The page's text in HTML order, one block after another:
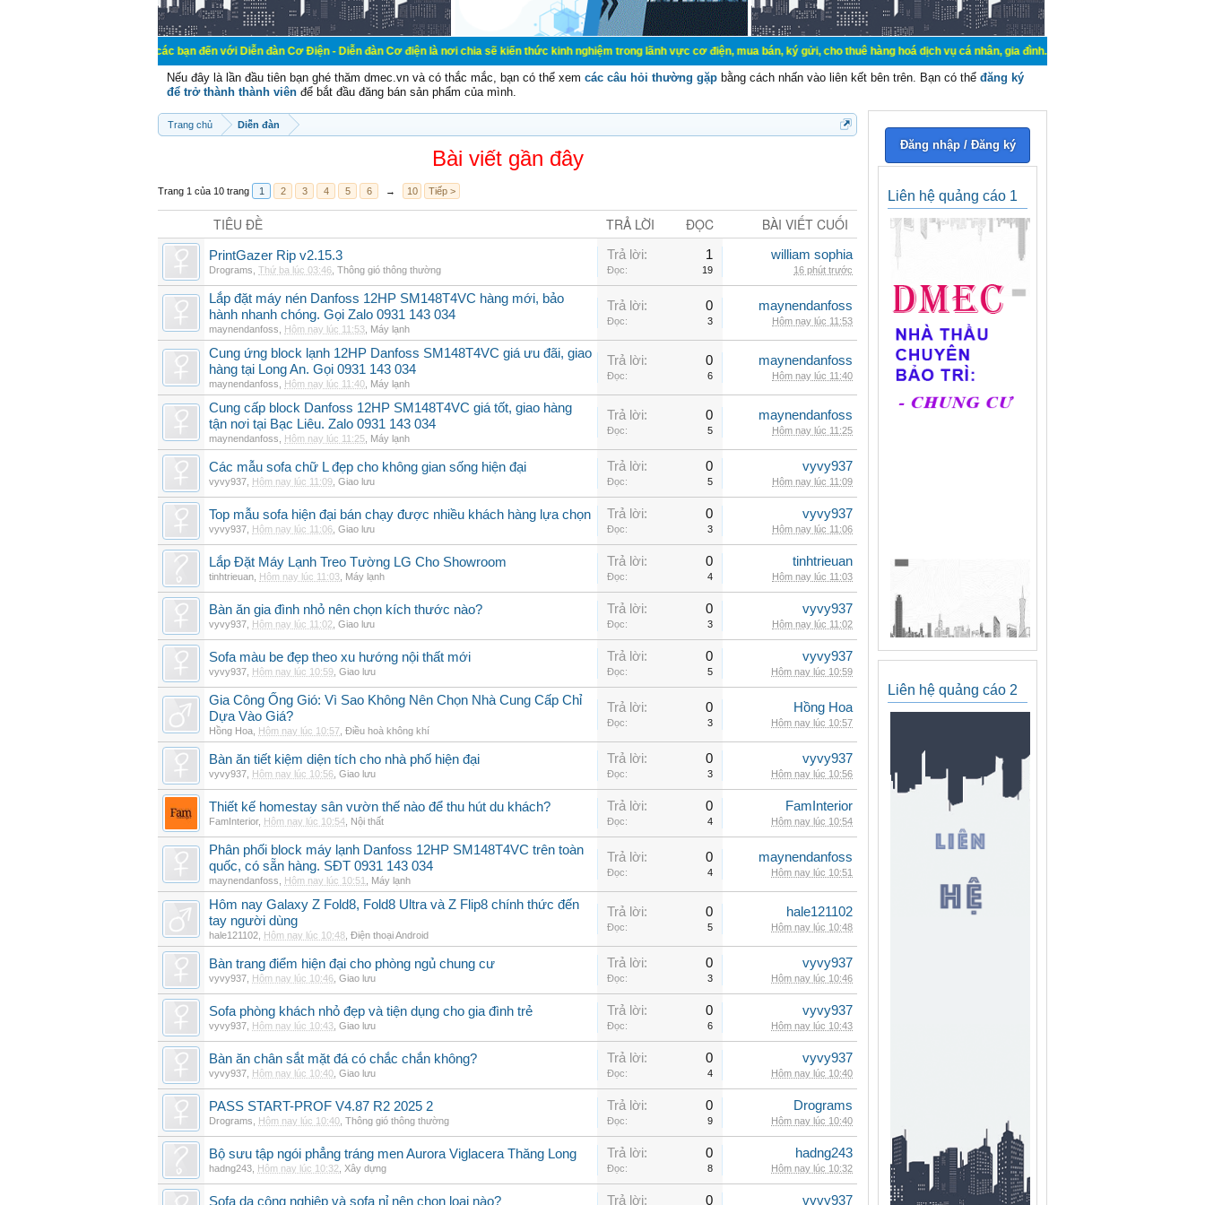
Chào mừng các bạn đến với Diễn đàn Cơ Điện - Diễn đàn Cơ điện là nơi chia sẽ kiến thức kinh nghiệm trong lãnh vực cơ điện, mua bán, ký gửi, cho thuê hàng hoá dịch vụ cá nhân, gia đình. Mua bán, ký gửi, cho thuê thiết bị hệ
Nếu đây là lần đầu tiên bạn ghé thăm dmec.vn và có thắc mắc, bạn có thể xem các câu hỏi thường gặp bằng cách nhấn vào liên kết bên trên. Bạn có thể đăng ký
để trở thành thành viên để bắt đầu đăng bán sản phẩm của mình.
Trang chủ Diễn đàn
Bài viết gần đây
Trang 1 của 10 trang 1 2 3 4 5 6 → 10 Tiếp >
TIÊU ĐỀ TRẢ LỜI ĐỌC BÀI VIẾT CUỐI
PrintGazer Rip v2.15.3
Drograms Thứ ba lúc 03:46 Thông gió thông thường
Trả lời: 1
Đọc: 19
william sophia
16 phút trước
Lắp đặt máy nén Danfoss 12HP SM148T4VC hàng mới, bảo
hành nhanh chóng. Gọi Zalo 0931 143 034
maynendanfoss Hôm nay lúc 11:53 Máy lạnh
Trả lời: 0
Đọc: 3
maynendanfoss
Hôm nay lúc 11:53
Cung ứng block lạnh 12HP Danfoss SM148T4VC giá ưu đãi, giao
hàng tại Long An. Gọi 0931 143 034
maynendanfoss Hôm nay lúc 11:40 Máy lạnh
Trả lời: 0
Đọc: 6
maynendanfoss
Hôm nay lúc 11:40
Cung cấp block Danfoss 12HP SM148T4VC giá tốt, giao hàng
tận nơi tại Bạc Liêu. Zalo 0931 143 034
maynendanfoss Hôm nay lúc 11:25 Máy lạnh
Trả lời: 0
Đọc: 5
maynendanfoss
Hôm nay lúc 11:25
Các mẫu sofa chữ L đẹp cho không gian sống hiện đại
vyvy937 Hôm nay lúc 11:09 Giao lưu
Trả lời: 0
Đọc: 5
vyvy937
Hôm nay lúc 11:09
Top mẫu sofa hiện đại bán chạy được nhiều khách hàng lựa chọn
vyvy937 Hôm nay lúc 11:06 Giao lưu
Trả lời: 0
Đọc: 3
vyvy937
Hôm nay lúc 11:06
Lắp Đặt Máy Lạnh Treo Tường LG Cho Showroom
tinhtrieuan Hôm nay lúc 11:03 Máy lạnh
Trả lời: 0
Đọc: 4
tinhtrieuan
Hôm nay lúc 11:03
Bàn ăn gia đình nhỏ nên chọn kích thước nào?
vyvy937 Hôm nay lúc 11:02 Giao lưu
Trả lời: 0
Đọc: 3
vyvy937
Hôm nay lúc 11:02
Sofa màu be đẹp theo xu hướng nội thất mới
vyvy937 Hôm nay lúc 10:59 Giao lưu
Trả lời: 0
Đọc: 5
vyvy937
Hôm nay lúc 10:59
Gia Công Ống Gió: Vì Sao Không Nên Chọn Nhà Cung Cấp Chỉ
Dựa Vào Giá?
Hồng Hoa Hôm nay lúc 10:57 Điều hoà không khí
Trả lời: 0
Đọc: 3
Hồng Hoa
Hôm nay lúc 10:57
Bàn ăn tiết kiệm diện tích cho nhà phố hiện đại
vyvy937 Hôm nay lúc 10:56 Giao lưu
Trả lời: 0
Đọc: 3
vyvy937
Hôm nay lúc 10:56
Thiết kế homestay sân vườn thế nào để thu hút du khách?
FamInterior, Hôm nay lúc 10:54 Nội thất
Trả lời: 0
Đọc: 4
FamInterior
Hôm nay lúc 10:54
Phân phối block máy lạnh Danfoss 12HP SM148T4VC trên toàn
quốc, có sẵn hàng. SĐT 0931 143 034
maynendanfoss Hôm nay lúc 10:51 Máy lạnh
Trả lời: 0
Đọc: 4
maynendanfoss
Hôm nay lúc 10:51
Hôm nay Galaxy Z Fold8, Fold8 Ultra và Z Flip8 chính thức đến
tay người dùng
hale121102 Hôm nay lúc 10:48 Điện thoại Android
Trả lời: 0
Đọc: 5
hale121102
Hôm nay lúc 10:48
Bàn trang điểm hiện đại cho phòng ngủ chung cư
vyvy937 Hôm nay lúc 10:46 Giao lưu
Trả lời: 0
Đọc: 3
vyvy937
Hôm nay lúc 10:46
Sofa phòng khách nhỏ đẹp và tiện dụng cho gia đình trẻ
vyvy937 Hôm nay lúc 10:43 Giao lưu
Trả lời: 0
Đọc: 6
vyvy937
Hôm nay lúc 10:43
Bàn ăn chân sắt mặt đá có chắc chắn không?
vyvy937 Hôm nay lúc 10:40 Giao lưu
Trả lời: 0
Đọc: 4
vyvy937
Hôm nay lúc 10:40
PASS START-PROF V4.87 R2 2025 2
Drograms Hôm nay lúc 10:40 Thông gió thông thường
Trả lời: 0
Đọc: 9
Drograms
Hôm nay lúc 10:40
Bộ sưu tập ngói phẳng tráng men Aurora Viglacera Thăng Long
hadng243 Hôm nay lúc 10:32 Xây dựng
Trả lời: 0
Đọc: 8
hadng243
Hôm nay lúc 10:32
Sofa da công nghiệp và sofa nỉ nên chọn loại nào? Trả lời: 0 vyvy937
Đăng nhập / Đăng ký
Liên hệ quảng cáo 1
Liên hệ quảng cáo 2